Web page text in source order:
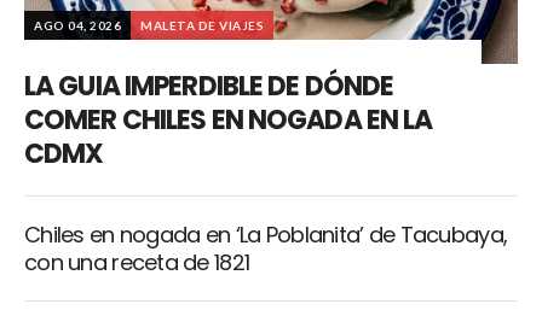
AGO 04, 2026 MALETA DE VIAJES
LA GUIA IMPERDIBLE DE DÓNDE
COMER CHILES EN NOGADA EN LA
CDMX
Chiles en nogada en ‘La Poblanita’ de Tacubaya,
con una receta de 1821